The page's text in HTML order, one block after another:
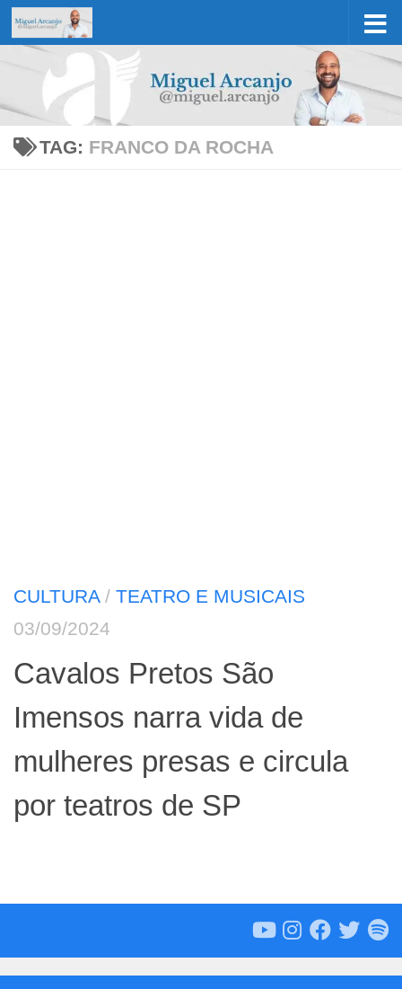
Skip to content
TAG: FRANCO DA ROCHA
CULTURA/ TEATRO E MUSICAIS
03/09/2024
Cavalos Pretos São
Imensos narra vida de
mulheres presas e circula
por teatros de SP